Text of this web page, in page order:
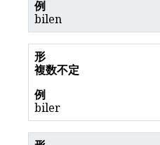
bilen
複数不定
biler